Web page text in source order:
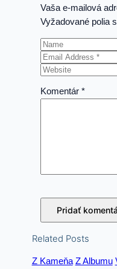
Vaša e-mailová
Vyžadované polia
Komentár*
Related Posts
Z Kameňa Z Albumu